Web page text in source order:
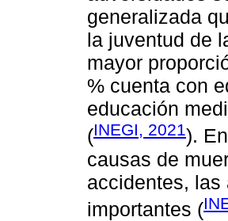
generalizada
la juventud de
mayor
% cuenta con
educación
(INEGI, 2021).
causas de
accidentes,
importantes (